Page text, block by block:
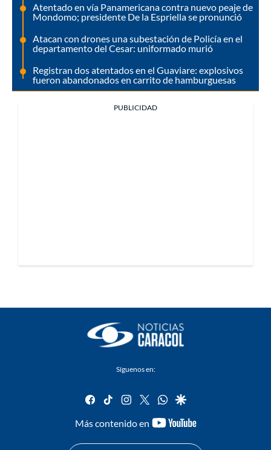
Atentado en vía Panamericana contra nuevo peaje de
Mondomo; presidente De la Espriella se pronunció
Atacan con drones una subestación de Policía en el
departamento del Cesar: uniformado murió
Registran dos atentados en el Guaviare: explosivos
fueron abandonados en carrito de hamburguesas
PUBLICIDAD
Síguenos en:
facebook
tiktok instagram
twitterwhatsapp
google
Más contenido en
youtube-